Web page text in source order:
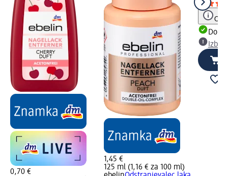
0,70 €
1,45 €
125 ml (1,16 € za 100 ml)